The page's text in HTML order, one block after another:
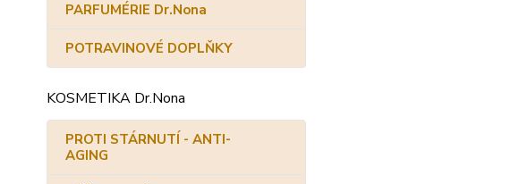
PARFUMÉRIE Dr.Nona
POTRAVINOVÉ DOPLŇKY
KOSMETIKA Dr.Nona
PROTI STÁRNUTÍ - ANTI-
AGING